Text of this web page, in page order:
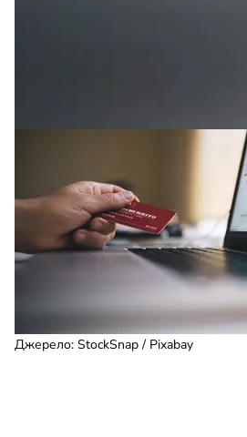
Джерело: StockSnap / Pixabay